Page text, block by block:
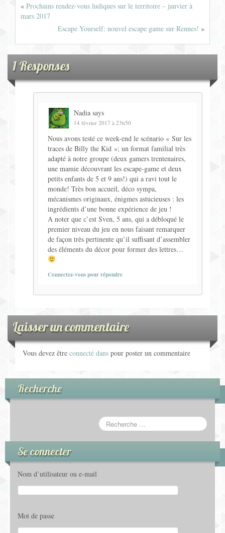
« Prochains rendez-vous ludiques sur le territoire – janvier à
mars 2017
Escape Yourself: nouvel escape game sur Rennes! »
1 Responses
Nadia says
14 février 2017 à 23h50
Nous avons testé ce week-end le scénario « Sur les
traces de Billy the Kid »; un format familial très
adapté à notre groupe (deux gamers trentenaires,
une mamie découvrant les escape-game et deux
petits enfants de 5 et 9 ans!) qui a ravi tout le
monde! Très bon accueil, déco sympa,
mécanismes originaux, énigmes astucieuses : les
ingrédients d’une bonne expérience de jeu !
A noter que c’est Sven, 5 ans, qui a débloqué le
premier niveau du jeu en nous faisant remarquer
de façon très pertinente qu’il suffisant d’assembler
des éléments du décor pour former des lettres…
Connectez-vous pour répondre
Laisser un commentaire
Vous devez être connecté dans pour poster un commentaire
Recherche
Se connecter
Nom d’utilisateur ou e-mail
Mot de passe